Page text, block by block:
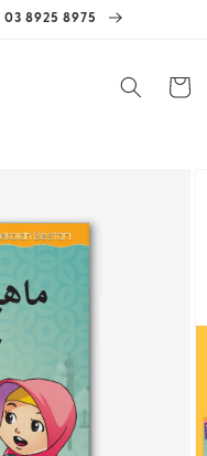
8925 8975
Cart